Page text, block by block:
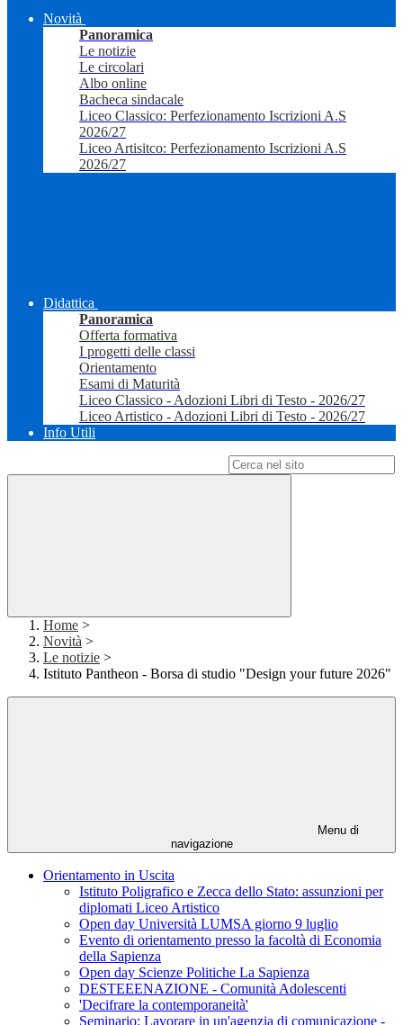
Novità
Panoramica
Le notizie
Le circolari
Albo online
Bacheca sindacale
Liceo Classico: Perfezionamento Iscrizioni A.S
2026/27
Liceo Artisitco: Perfezionamento Iscrizioni A.S
2026/27
Didattica
Panoramica
Offerta formativa
I progetti delle classi
Orientamento
Esami di Maturità
Liceo Classico - Adozioni Libri di Testo - 2026/27
Liceo Artistico - Adozioni Libri di Testo - 2026/27
Info Utili
Home >
Novità >
Le notizie >
Istituto Pantheon - Borsa di studio "Design your future 2026"
Menu di
navigazione
Orientamento in Uscita
Istituto Poligrafico e Zecca dello Stato: assunzioni per
diplomati Liceo Artistico
Open day Università LUMSA giorno 9 luglio
Evento di orientamento presso la facoltà di Economia
della Sapienza
Open day Scienze Politiche La Sapienza
DESTEEENAZIONE - Comunità Adolescenti
'Decifrare la contemporaneità'
Seminario: Lavorare in un'agenzia di comunicazione -